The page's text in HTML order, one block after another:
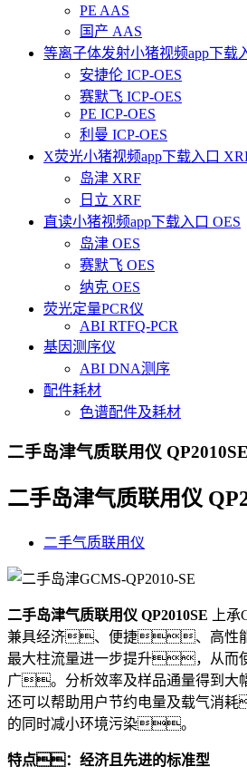
PE AAS
国产 AAS
等离子体发射小猪视频app下载
安捷伦 ICP-OES
赛默飞 ICP-OES
PE ICP-OES
利曼 ICP-OES
X荧光小猪视频app下载入口
岛津 XRF
日立 XRF
直读小猪视频app下载入口 OES
岛津 OES
赛默飞 OES
纳克 OES
荧光定量PCR仪
ABI RTFQ-PCR
基因测序仪
ABI DNA测序
配件耗材
色谱配件及耗材
二手岛津气质联用仪 QP2010SE
二手岛津气质联用仪
二手气质联用仪
二手岛津气质联用仪 QP2010SE
上
兼具经济、便捷、高性
最大柱流量进一步提升，从而
广。分析效率及样品通量得到
还可以帮助用户节约电量及载气消
的同时减小环境污染。
特点：经济且先进的标准型